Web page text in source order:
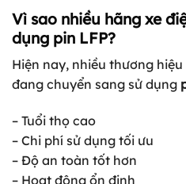
Vì sao nhiều hãng xe
dụng pin LFP?
Hiện nay, nhiều thương
đang chuyển sang sử dụng
– Tuổi thọ cao
– Chi phí sử dụng tối ưu
– Độ an toàn tốt hơn
– Hoạt động ổn định